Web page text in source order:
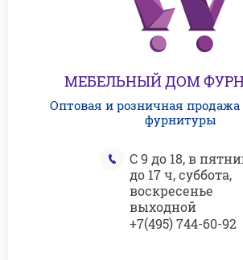
МЕБЕЛЬНЫЙ ДОМ
Оптовая и розничная
фурнитуры
С 9 до 18, в
до 17 ч, суббота,
воскресенье
выходной
+7(495) 744-60-92